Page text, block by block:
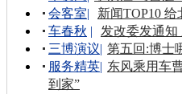
会客室|
新闻TOP10
车春秋 |
发改委发通知
三博演议| 第五回:博士
服务精英| 东风乘用车
到家”